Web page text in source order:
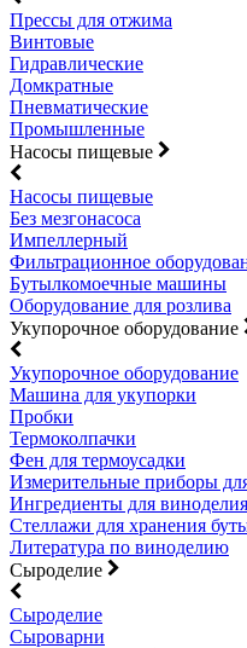
Прессы для отжима
Винтовые
Гидравлические
Домкратные
Пневматические
Промышленные
Насосы пищевые
Насосы пищевые
Без мезгонасоса
Импеллерный
Фильтрационное
Бутылкомоечные машины
Оборудование для розлива
Укупорочное оборудование
Укупорочное оборудование
Машина для укупорки
Пробки
Термоколпачки
Фен для термоусадки
Измерительные приборы
Ингредиенты для виноделия
Стеллажи для хранения
Литература по виноделию
Сыроделие
Сыроделие
Сыроварни